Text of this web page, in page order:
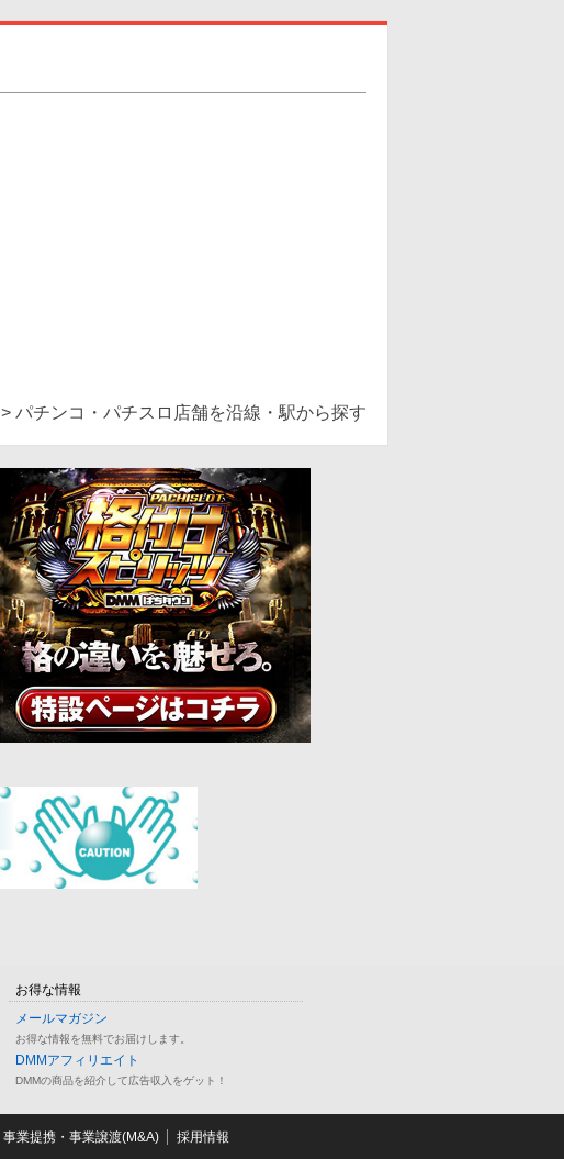
> パチンコ・パチスロ店舗を沿線・駅から探す
お得な情報
メールマガジン
お得な情報を無料でお届けします。
DMMアフィリエイト
DMMの商品を紹介して広告収入をゲット！
事業提携・事業譲渡(M&A) 採用情報